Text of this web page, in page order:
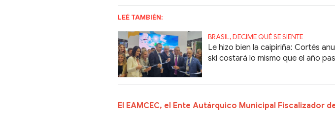
LEÉ TAMBIÉN:
BRASIL, DECIME QUÉ SE SIENTE
Le hizo bien la caipiriña: Cortés
ski costará lo mismo que el año
El EAMCEC, el Ente Autárquico Municipal Fiscalizador